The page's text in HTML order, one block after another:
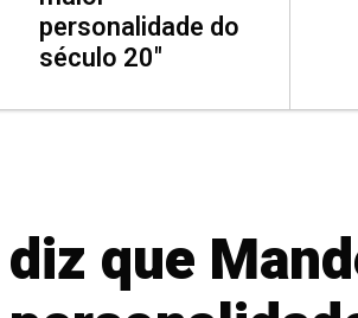
personalidade do
século 20"
que